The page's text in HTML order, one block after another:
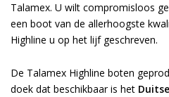
Talamex. U wilt compromisloos
een boot van de allerhoogste
Highline u op het lijf geschreven.
De Talamex Highline boten
doek dat beschikbaar is het